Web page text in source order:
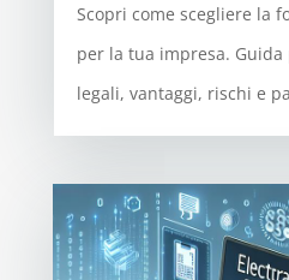
Scopri come scegliere la
per la tua impresa.
legali, vantaggi, rischi e